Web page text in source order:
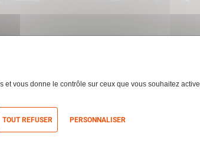
et vous donne le contrôle sur ceux que vous souhaitez
TOUT REFUSER PERSONNALISER